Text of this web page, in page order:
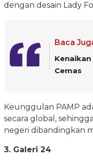
dengan desain Lady
Baca
Cemas
Keunggulan PAMP
secara global,
negeri dibandingkan
3. Galeri 24